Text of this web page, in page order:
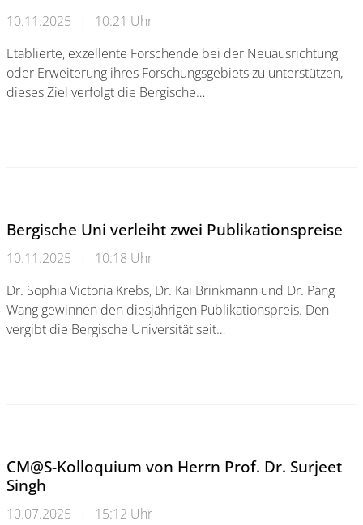
10.11.2025 |
10:21 Uhr
Etablierte, exzellente Forschende bei der Neuausrichtung
oder Erweiterung ihres Forschungsgebiets zu unterstützen,
dieses Ziel verfolgt die Bergische…
Bergische Uni verleiht zwei Publikationspreise
10.11.2025 |
10:18 Uhr
Dr. Sophia Victoria Krebs, Dr. Kai Brinkmann und Dr. Pang
Wang gewinnen den diesjährigen Publikationspreis. Den
vergibt die Bergische Universität seit…
CM@S-Kolloquium von Herrn Prof. Dr. Surjeet
Singh
10.07.2025 |
15:12 Uhr